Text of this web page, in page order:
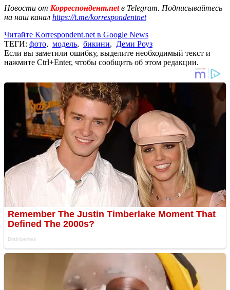
Новости от Корреспондент.netв Telegram. Подписывайтесь
на наш канал https://t.me/korrespondentnet
Читайте Korrespondent.net в Google News
ТЕГИ: фото, модель, бикини, Деми Роуз
Если вы заметили ошибку, выделите необходимый текст и
нажмите Ctrl+Enter, чтобы сообщить об этом редакции.